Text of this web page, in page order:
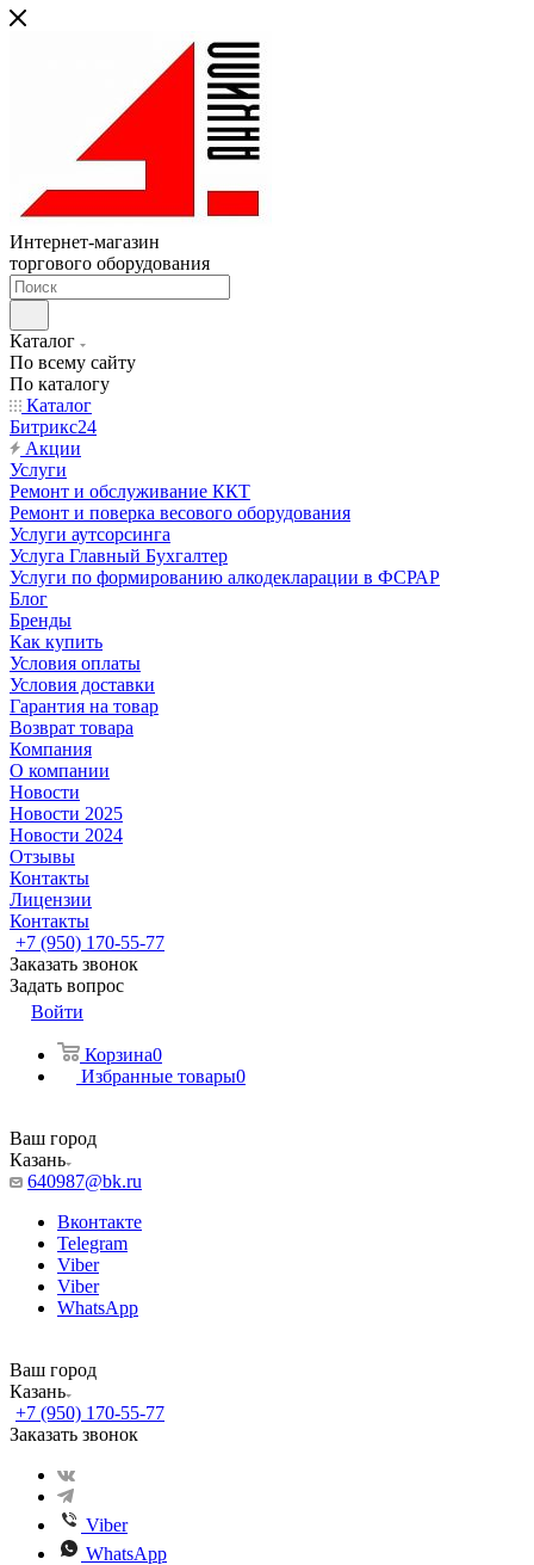
Интернет-магазин
торгового оборудования
Каталог
По всему сайту
По каталогу
Каталог
Битрикс24
Акции
Услуги
Ремонт и обслуживание ККТ
Ремонт и поверка весового оборудования
Услуги аутсорсинга
Услуга Главный Бухгалтер
Услуги по формированию алкодекларации в ФСРАР
Блог
Бренды
Как купить
Условия оплаты
Условия доставки
Гарантия на товар
Возврат товара
Компания
О компании
Новости
Новости 2025
Новости 2024
Отзывы
Контакты
Лицензии
Контакты
+7 (950) 170-55-77
Заказать звонок
Задать вопрос
Войти
Корзина0
Избранные товары0
Ваш город
Казань
640987@bk.ru
Вконтакте
Telegram
Viber
Viber
WhatsApp
Ваш город
Казань
+7 (950) 170-55-77
Заказать звонок
Viber
WhatsApp